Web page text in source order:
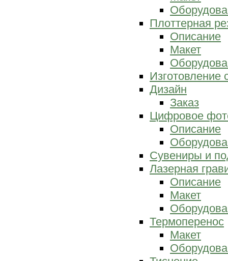
Плоттерная
Описание
Макет
Изготовление
Дизайн
Заказ
Цифровое
Описание
Сувениры и
Лазерная
Описание
Макет
Термоперенос
Макет